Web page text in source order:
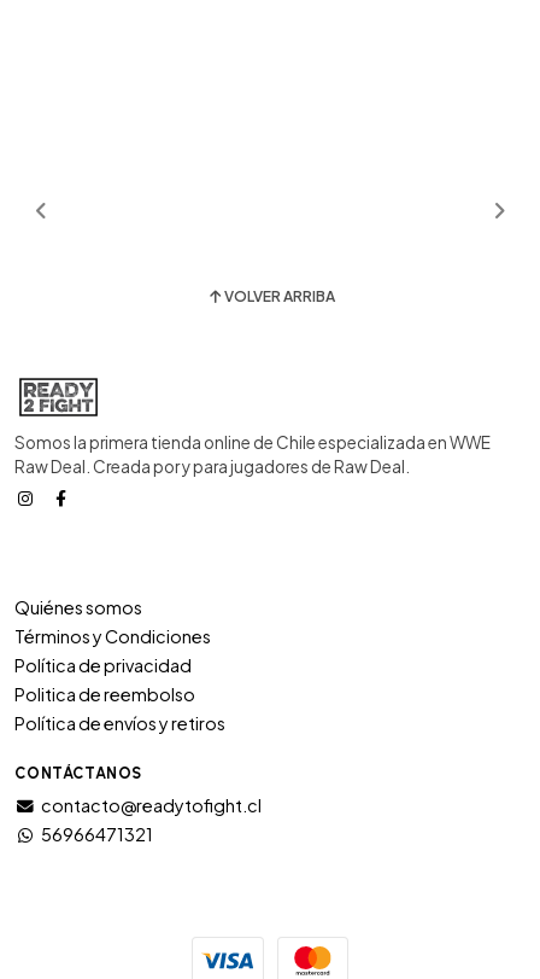
VOLVER ARRIBA
Somos la primera tienda online de Chile especializada en WWE
Raw Deal. Creada por y para jugadores de Raw Deal.
Quiénes somos
Términos y Condiciones
Política de privacidad
Politica de reembolso
Política de envíos y retiros
CONTÁCTANOS
contacto@readytofight.cl
56966471321